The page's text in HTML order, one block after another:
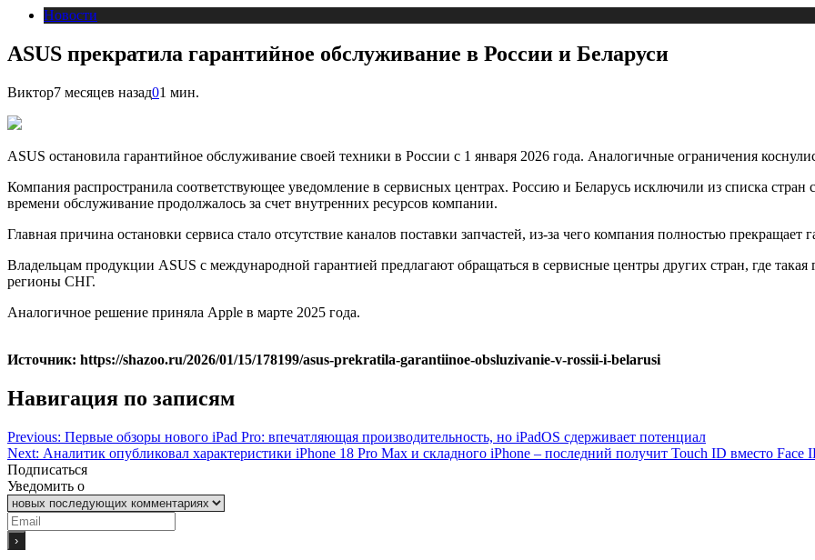
Новости
ASUS прекратила гарантийное обслуживание в России и Беларуси
Виктор7 месяцев назад01 мин.
ASUS остановила гарантийное обслуживание своей техники в России с 1 января 2026 года. Аналогичные ограничения
Компания распространила соответствующее уведомление в сервисных центрах. Россию и Беларусь исключили из списка стран
времени обслуживание продолжалось за счет внутренних ресурсов компании.
Главная причина остановки сервиса стало отсутствие каналов поставки запчастей, из-за чего компания полностью
Владельцам продукции ASUS с международной гарантией предлагают обращаться в сервисные центры других стран, где такая
регионы СНГ.
Аналогичное решение приняла Apple в марте 2025 года.
Источник: https://shazoo.ru/2026/01/15/178199/asus-prekratila-garantiinoe-obsluzivanie-v-rossii-i-belarusi
Навигация по записям
Previous: Первые обзоры нового iPad Pro: впечатляющая производительность, но iPadOS сдерживает потенциал
Next: Аналитик опубликовал характеристики iPhone 18 Pro Max и складного iPhone – последний получит Touch ID вместо Face
Подписаться
Уведомить о